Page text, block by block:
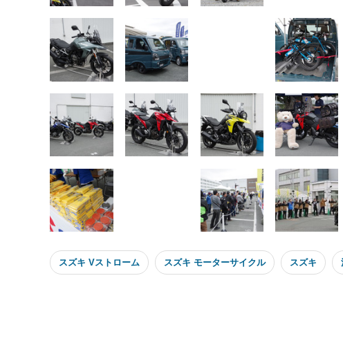
スズキ Vストローム スズキ モーターサイクル スズキ